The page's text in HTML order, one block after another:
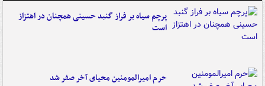
پرچم سیاه بر فراز گنبد حسینی همچنان در اهتزاز
است
حرم امیرالمومنین محیای آخر صفر شد